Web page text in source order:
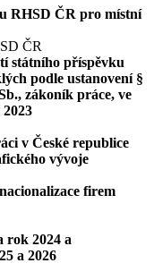
RHSD ČR pro místní
ČR
státního příspěvku
podle ustanovení §
zákoník práce, ve
v České republice
vývoje
firem
rok 2024 a
a 2026